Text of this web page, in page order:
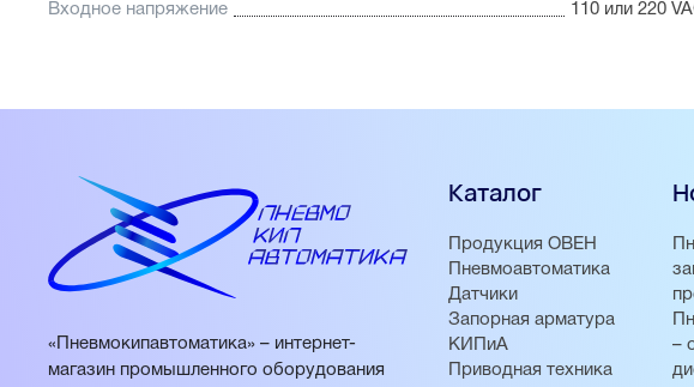
Входное напряжение 110 или 220
«Пневмокипавтоматика» – интернет-
магазин промышленного оборудования
Каталог
Продукция ОВЕН
Пневмоавтоматика
Датчики
Запорная арматура
КИПиА
Приводная техника
–